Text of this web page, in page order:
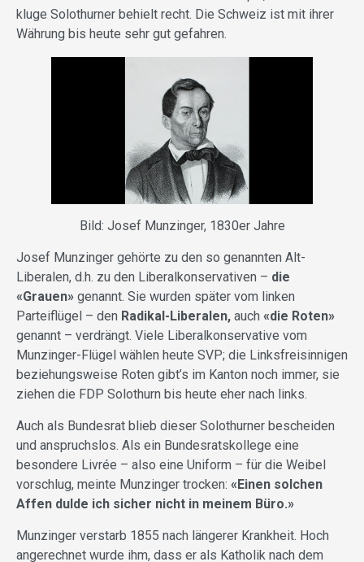
kluge Solothurner behielt recht. Die Schweiz ist mit ihrer
Währung bis heute sehr gut gefahren.
Bild: Josef Munzinger, 1830er Jahre
Josef Munzinger gehörte zu den so genannten Alt-
Liberalen, d.h. zu den Liberalkonservativen – die
«Grauen» genannt. Sie wurden später vom linken
Parteiflügel – den Radikal-Liberalen, auch «die Roten»
genannt – verdrängt. Viele Liberalkonservative vom
Munzinger-Flügel wählen heute SVP; die Linksfreisinnigen
beziehungsweise Roten gibt’s im Kanton noch immer, sie
ziehen die FDP Solothurn bis heute eher nach links.
Auch als Bundesrat blieb dieser Solothurner bescheiden
und anspruchslos. Als ein Bundesratskollege eine
besondere Livrée – also eine Uniform – für die Weibel
vorschlug, meinte Munzinger trocken: «Einen solchen
Affen dulde ich sicher nicht in meinem Büro.»
Munzinger verstarb 1855 nach längerer Krankheit. Hoch
angerechnet wurde ihm, dass er als Katholik nach dem